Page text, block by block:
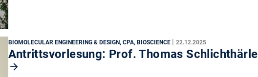
BIOMOLECULAR ENGINEERING & DESIGN, CPA, BIOSCIENCE |22.12.2025
Antrittsvorlesung: Prof. Thomas Schlichthärle